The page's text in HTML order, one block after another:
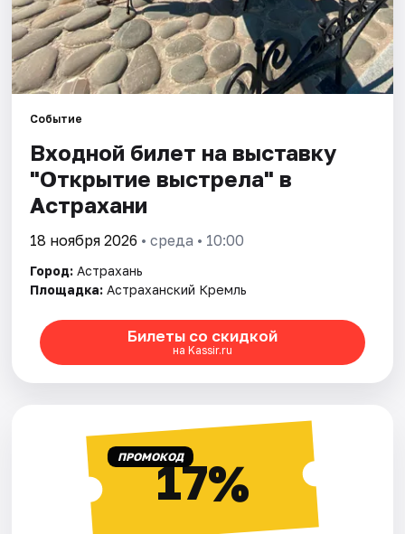
Событие
Входной билет на выставку
"Открытие выстрела" в
Астрахани
18 ноября 2026 • среда • 10:00
Город: Астрахань
Площадка: Астраханский Кремль
Билеты со скидкой
на Kassir.ru
ПРОМОКОД17%